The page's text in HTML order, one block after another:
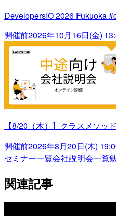
DevelopersIO 2026 Fukuoka
開催前2026年10月16日(金)
【8/20（木）】クラスメソッ
開催前2026年8月20日(木)
セミナー一覧会社説明会一覧
関連記事